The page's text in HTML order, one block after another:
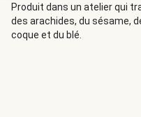
le saumon rôti,
terre et de graines de
papa gourmet, parfait
Produit dans un atelier qui
des arachides, du sésame,
coque et du blé.